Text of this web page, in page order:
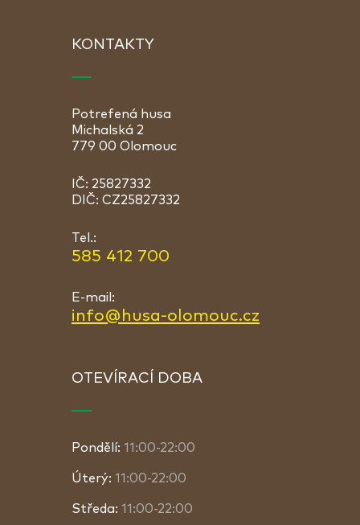
KONTAKTY
Potrefená husa
Michalská 2
779 00 Olomouc
IČ: 25827332
DIČ: CZ25827332
Tel.:
585 412 700
E-mail:
info@husa-olomouc.cz
OTEVÍRACÍ DOBA
Pondělí: 11:00-22:00
Úterý: 11:00-22:00
Středa: 11:00-22:00